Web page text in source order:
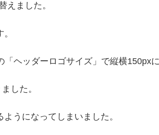
えました。
ヘッダーロゴサイズ」で縦横150pxに
した。
うになってしまいました。